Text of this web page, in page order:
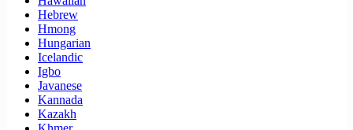
Hebrew
Hmong
Hungarian
Icelandic
Igbo
Javanese
Kannada
Kazakh